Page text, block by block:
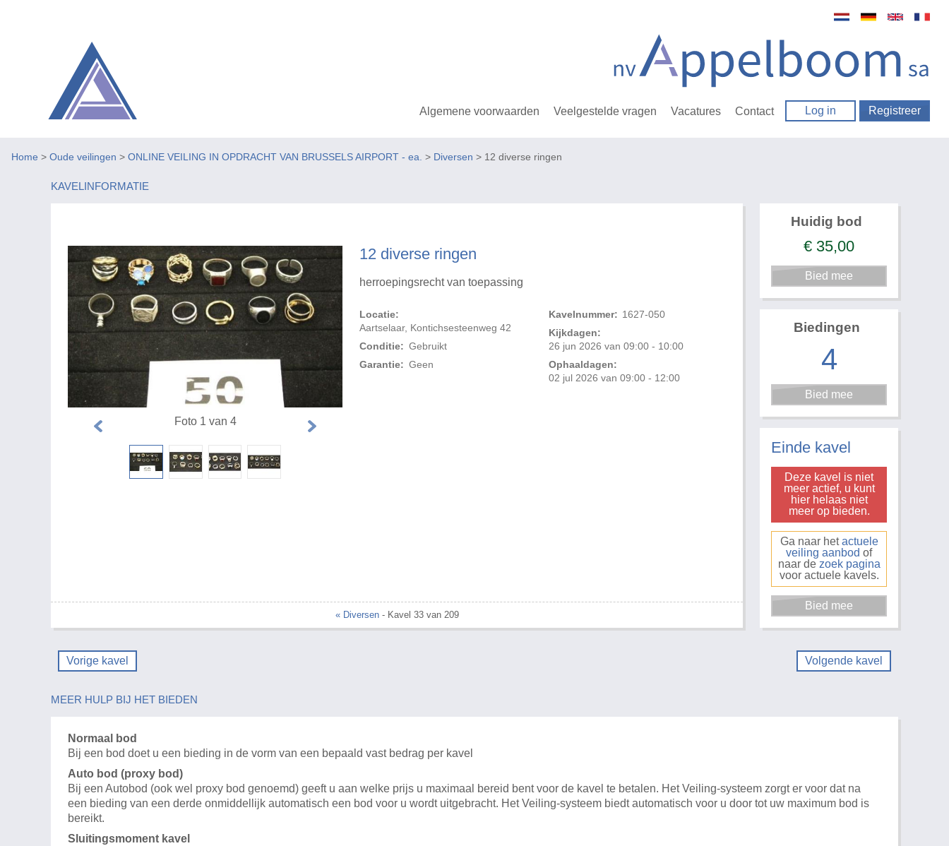
Algemene voorwaarden Veelgestelde vragen Vacatures Contact Log in Registreer
Home > Oude veilingen > ONLINE VEILING IN OPDRACHT VAN BRUSSELS AIRPORT - ea. > Diversen > 12 diverse ringen
KAVELINFORMATIE
12 diverse ringen
herroepingsrecht van toepassing
Locatie:
Aartselaar, Kontichsesteenweg 42
Conditie: Gebruikt
Garantie: Geen
Kavelnummer: 1627-050
Kijkdagen:
26 jun 2026 van 09:00 - 10:00
Ophaaldagen:
02 jul 2026 van 09:00 - 12:00
Foto 1 van 4
« Diversen- Kavel 33 van 209
Huidig bod
€ 35,00
Biedingen
4
Einde kavel
Deze kavel is niet
meer actief, u kunt
hier helaas niet
meer op bieden.
Ga naar hetactuele
veiling aanbod of
naar de zoek pagina
voor actuele kavels.
Vorige kavel Volgende kavel
MEER HULP BIJ HET BIEDEN
Normaal bod
Bij een bod doet u een bieding in de vorm van een bepaald vast bedrag per kavel
Auto bod (proxy bod)
Bij een Autobod (ook wel proxy bod genoemd) geeft u aan welke prijs u maximaal bereid bent voor de kavel te betalen. Het Veiling-systeem zorgt er voor dat na
een bieding van een derde onmiddellijk automatisch een bod voor u wordt uitgebracht. Het Veiling-systeem biedt automatisch voor u door tot uw maximum bod is
bereikt.
Sluitingsmoment kavel